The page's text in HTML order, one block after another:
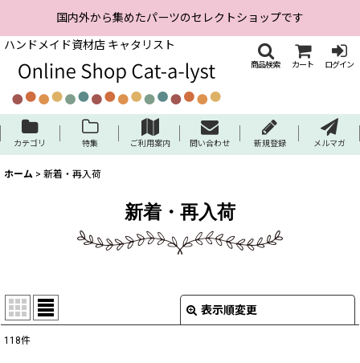
国内外から集めたパーツのセレクトショップです
ハンドメイド資材店 キャタリスト
商品検索 カート ログイン
カテゴリ 特集 ご利用案内 問い合わせ 新規登録 メルマガ
ホーム > 新着・再入荷
新着・再入荷
表示順変更
118件